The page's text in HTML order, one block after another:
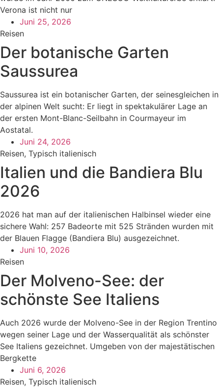
Verona ist nicht nur
Juni 25, 2026
Reisen
Der botanische Garten
Saussurea
Saussurea ist ein botanischer Garten, der seinesgleichen in
der alpinen Welt sucht: Er liegt in spektakulärer Lage an
der ersten Mont-Blanc-Seilbahn in Courmayeur im
Aostatal.
Juni 24, 2026
Reisen, Typisch italienisch
Italien und die Bandiera Blu
2026
2026 hat man auf der italienischen Halbinsel wieder eine
sichere Wahl: 257 Badeorte mit 525 Stränden wurden mit
der Blauen Flagge (Bandiera Blu) ausgezeichnet.
Juni 10, 2026
Reisen
Der Molveno-See: der
schönste See Italiens
Auch 2026 wurde der Molveno-See in der Region Trentino
wegen seiner Lage und der Wasserqualität als schönster
See Italiens gezeichnet. Umgeben von der majestätischen
Bergkette
Juni 6, 2026
Reisen, Typisch italienisch